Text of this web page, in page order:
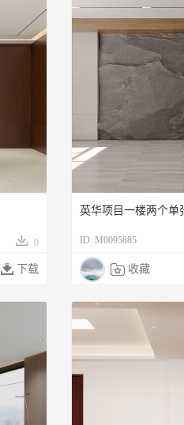
0
 下载
英华项目一楼两个单
ID: M0095885
 收藏